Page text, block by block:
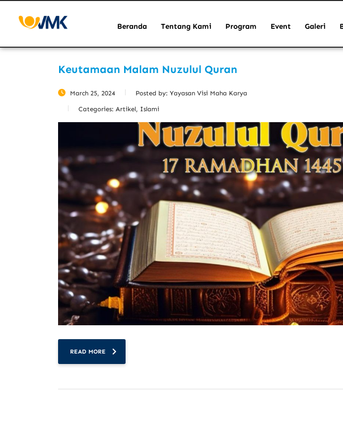
Beranda Tentang Kami Program Event Galeri
Keutamaan Malam Nuzulul Quran
March 25, 2024 Posted by: Yayasan Visi Maha Karya
Categories: Artikel, Islami
READ MORE